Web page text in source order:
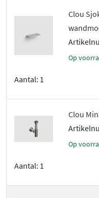
Clou
Op
Aantal: 1
Clou
Op
Aantal: 1